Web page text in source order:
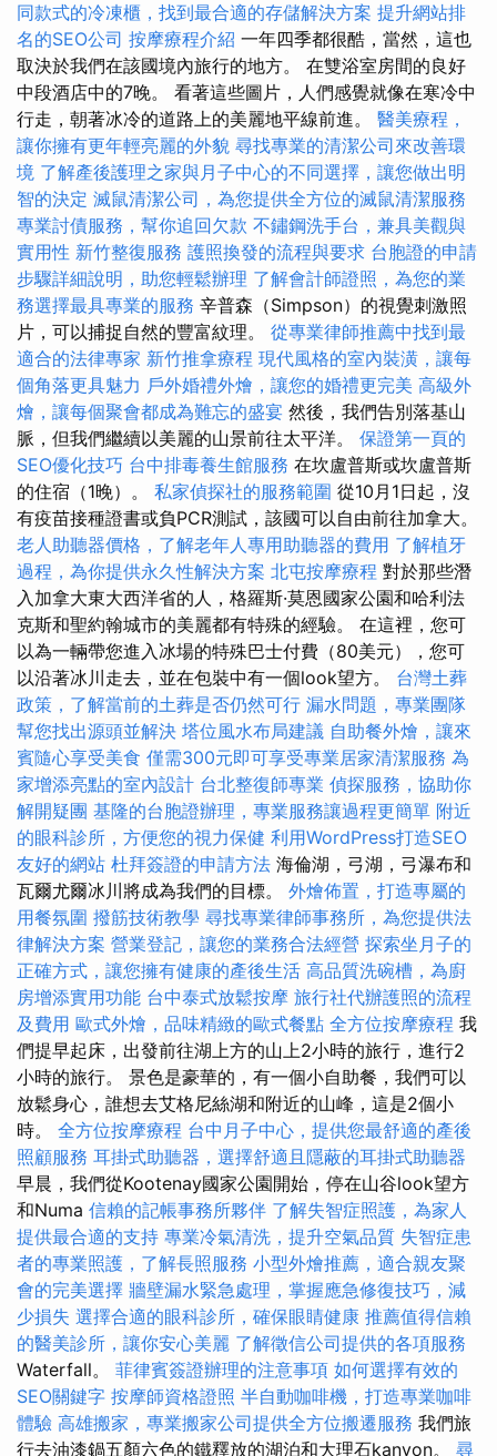
同款式的冷凍櫃，找到最合適的存儲解決方案 提升網站排
名的SEO公司 按摩療程介紹 一年四季都很酷，當然，這也
取決於我們在該國境內旅行的地方。 在雙浴室房間的良好
中段酒店中的7晚。 看著這些圖片，人們感覺就像在寒冷中
行走，朝著冰冷的道路上的美麗地平線前進。 醫美療程，
讓你擁有更年輕亮麗的外貌 尋找專業的清潔公司來改善環
境 了解產後護理之家與月子中心的不同選擇，讓您做出明
智的決定 滅鼠清潔公司，為您提供全方位的滅鼠清潔服務
專業討債服務，幫你追回欠款 不鏽鋼洗手台，兼具美觀與
實用性 新竹整復服務 護照換發的流程與要求 台胞證的申請
步驟詳細說明，助您輕鬆辦理 了解會計師證照，為您的業
務選擇最具專業的服務 辛普森（Simpson）的視覺刺激照
片，可以捕捉自然的豐富紋理。 從專業律師推薦中找到最
適合的法律專家 新竹推拿療程 現代風格的室內裝潢，讓每
個角落更具魅力 戶外婚禮外燴，讓您的婚禮更完美 高級外
燴，讓每個聚會都成為難忘的盛宴 然後，我們告別落基山
脈，但我們繼續以美麗的山景前往太平洋。 保證第一頁的
SEO優化技巧 台中排毒養生館服務 在坎盧普斯或坎盧普斯
的住宿（1晚）。 私家偵探社的服務範圍 從10月1日起，沒
有疫苗接種證書或負PCR測試，該國可以自由前往加拿大。
老人助聽器價格，了解老年人專用助聽器的費用 了解植牙
過程，為你提供永久性解決方案 北屯按摩療程 對於那些潛
入加拿大東大西洋省的人，格羅斯·莫恩國家公園和哈利法
克斯和聖約翰城市的美麗都有特殊的經驗。 在這裡，您可
以為一輛帶您進入冰場的特殊巴士付費（80美元），您可
以沿著冰川走去，並在包裝​​中有一個look望方。 台灣土葬
政策，了解當前的土葬是否仍然可行 漏水問題，專業團隊
幫您找出源頭並解決 塔位風水布局建議 自助餐外燴，讓來
賓隨心享受美食 僅需300元即可享受專業居家清潔服務 為
家增添亮點的室內設計 台北整復師專業 偵探服務，協助你
解開疑團 基隆的台胞證辦理，專業服務讓過程更簡單 附近
的眼科診所，方便您的視力保健 利用WordPress打造SEO
友好的網站 杜拜簽證的申請方法 海倫湖，弓湖，弓瀑布和
瓦爾尤爾冰川將成為我們的目標。 外燴佈置，打造專屬的
用餐氛圍 撥筋技術教學 尋找專業律師事務所，為您提供法
律解決方案 營業登記，讓您的業務合法經營 探索坐月子的
正確方式，讓您擁有健康的產後生活 高品質洗碗槽，為廚
房增添實用功能 台中泰式放鬆按摩 旅行社代辦護照的流程
及費用 歐式外燴，品味精緻的歐式餐點 全方位按摩療程 我
們提早起床，出發前往湖上方的山上2小時的旅行，進行2
小時的旅行。 景色是豪華的，有一個小自助餐，我們可以
放鬆身心，誰想去艾格尼絲湖和附近的山峰，這是2個小
時。 全方位按摩療程 台中月子中心，提供您最舒適的產後
照顧服務 耳掛式助聽器，選擇舒適且隱蔽的耳掛式助聽器
早晨，我們從Kootenay國家公園開始，停在山谷look望方
和Numa 信賴的記帳事務所夥伴 了解失智症照護，為家人
提供最合適的支持 專業冷氣清洗，提升空氣品質 失智症患
者的專業照護，了解長照服務 小型外燴推薦，適合親友聚
會的完美選擇 牆壁漏水緊急處理，掌握應急修復技巧，減
少損失 選擇合適的眼科診所，確保眼睛健康 推薦值得信賴
的醫美診所，讓你安心美麗 了解徵信公司提供的各項服務
Waterfall。 菲律賓簽證辦理的注意事項 如何選擇有效的
SEO關鍵字 按摩師資格證照 半自動咖啡機，打造專業咖啡
體驗 高雄搬家，專業搬家公司提供全方位搬遷服務 我們旅
行去油漆鍋五顏六色的鐵釋放的湖泊和大理石kanyon。 尋